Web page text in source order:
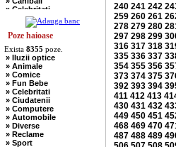
» Celebritati
» Chelneri
» Chuck Norris
» Ciobani
» Copii
» Craciun
» Cugetari
» Culmi
» Deocheate
» Diverse
» Doctori
» Elevi-Studenti
» Englezi
» Evrei
» Francezi
Poze haioase
Exista 8355 poze.
» Iluzii optice
» Animale
» Comice
» Fun Bebe
» Celebritati
» Ciudatenii
» Computere
» Automobile
» Diverse
» Reclame
» Sport
240 241 242
259 260 261
278 279 280
297 298 299
316 317 318
335 336 337
354 355 356
373 374 375
392 393 394
411 412 413
430 431 432
449 450 451
468 469 470
487 488 489